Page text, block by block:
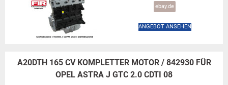
ebay.de
ANGEBOT ANSEHEN
A20DTH 165 CV KOMPLETTER MOTOR / 842930 FÜR
OPEL ASTRA J GTC 2.0 CDTI 08